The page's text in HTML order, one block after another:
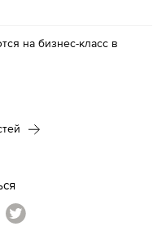
на бизнес-класс в